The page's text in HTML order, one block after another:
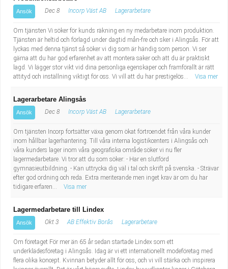
Ansök Dec 8 Incorp Väst AB Lagerarbetare
Om tjänsten Vi söker för kunds räkning en ny medarbetare inom produktion.
Tjänsten är heltid och förlagd under dagtid mån-fre och sker i Alingsås. För att
lyckas med denna tjänst så söker vi dig som är händig som person. Vi ser
gärna att du har god erfarenhet av att montera saker och att du är praktiskt
lagd. Vi lägger stor vikt vid dina personliga egenskaper och framförallt är rätt
attityd och inställning viktigt för oss. Vi vill att du har prestigelös...
Visa mer
Lagerarbetare Alingsås
Ansök Dec 8 Incorp Väst AB Lagerarbetare
Om tjänsten Incorp fortsätter växa genom ökat förtroendet från våra kunder
inom hållbar lagerhantering. Till våra interna logistikcenters i Alingsås och
våra kunders lager inom våra geografiska område söker vi nu fler
lagermedarbetare. Vi tror att du som söker: - Har en slutförd
gymnasieutbildning. - Kan uttrycka dig väl i tal och skrift på svenska. - Strävar
efter god ordning och reda. Extra meriterande men inget krav är om du har
tidigare erfaren...
Visa mer
Lagermedarbetare till Lindex
Ansök Okt 3 AB Effektiv Borås Lagerarbetare
Om företaget För mer än 65 år sedan startade Lindex som ett
underklädesföretag i Alingsås. Idag är vi ett internationellt modeföretag med
flera olika koncept. Kvinnan betyder allt för oss, och vi vill stärka och inspirera